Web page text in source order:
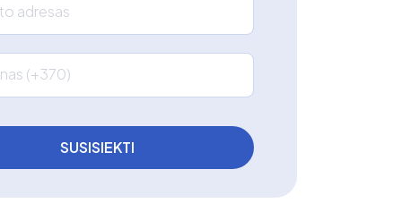
adresas
(+370)